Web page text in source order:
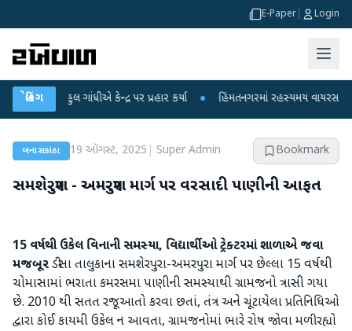
E-Paper Login
બ્રેકિંગ
રાહુલ ગાંધીએ કેન્દ્ર પર પ્રહાર કર્યા ● હિંમતનગરમાં રહસ્યમય વાયરસ કે ચાંદીપુરા? 6
બનાસકાંઠા 19 ઑગસ્ટ, 2025 Super Admin Bookmark
સમશેરપુરા - અમરપુરા માર્ગ પર વરસાદી પાણીની આફત
15 વર્ષથી ઉકેલ વિનાની સમસ્યા, વિદ્યાર્થીઓ ટ્રેક્ટરમાં શાળાએ જવા
મજબૂરડીસા તાલુકાના સમશેરપુરા-અમરપુરા માર્ગ પર છેલ્લા 15 વર્ષથી
ચોમાસામાં ભરાતા કમરસમા પાણીની સમસ્યાથી ગ્રામજનો ત્રાસી ગયા
છે. 2010 થી સતત રજૂઆતો કરવા છતાં, તંત્ર અને ચૂંટાયેલા પ્રતિનિધિઓ
દ્વારા કોઈ કાયમી ઉકેલ ન આવતા, ગ્રામજનોમાં ભારે રોષ જોવા મળી રહ્યો